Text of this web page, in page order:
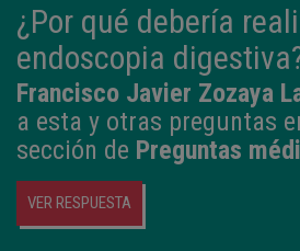
¿Por qué debería
endoscopia
Francisco Javier Zozaya
a esta y otras preguntas
sección de Preguntas
VER RESPUESTA